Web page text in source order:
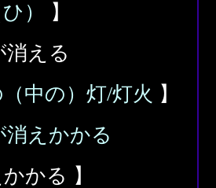
）
】
消える
中の）灯/灯火 】
消えかかる
かる 】